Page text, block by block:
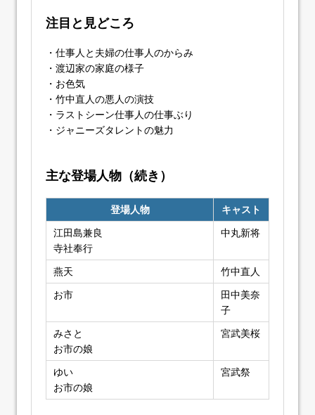
注目と見どころ
・仕事人と夫婦の仕事人のからみ
・渡辺家の家庭の様子
・お色気
・竹中直人の悪人の演技
・ラストシーン仕事人の仕事ぶり
・ジャニーズタレントの魅力
主な登場人物（続き）
登場人物
キャスト
江田島兼良
寺社奉行
中丸新将
燕天
竹中直人
お市
田中美奈
子
みさと
お市の娘
宮武美桜
ゆい
お市の娘
宮武祭